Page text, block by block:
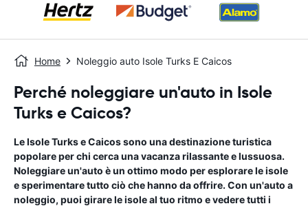
Home Noleggio auto Isole Turks E Caicos
Perché noleggiare un'auto in Isole
Turks e Caicos?
Le Isole Turks e Caicos sono una destinazione turistica
popolare per chi cerca una vacanza rilassante e lussuosa.
Noleggiare un'auto è un ottimo modo per esplorare le isole
e sperimentare tutto ciò che hanno da offrire. Con un'auto a
noleggio, puoi girare le isole al tuo ritmo e vedere tutti i